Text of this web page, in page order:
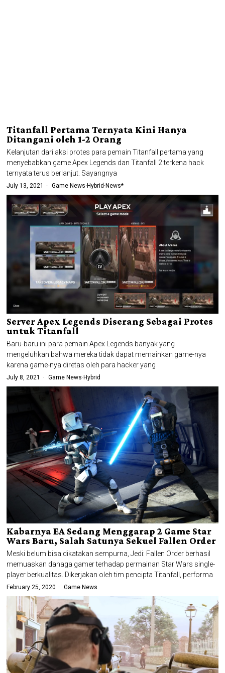
Titanfall Pertama Ternyata Kini Hanya
Ditangani oleh 1-2 Orang
Kelanjutan dari aksi protes para pemain Titanfall pertama yang
menyebabkan game Apex Legends dan Titanfall 2 terkena hack
ternyata terus berlanjut. Sayangnya
July 13, 2021 Game News·Hybrid ·News*
Server Apex Legends Diserang Sebagai Protes
untuk Titanfall
Baru-baru ini para pemain Apex Legends banyak yang
mengeluhkan bahwa mereka tidak dapat memainkan game-nya
karena game-nya diretas oleh para hacker yang
July 8, 2021 Game News·Hybrid
Kabarnya EA Sedang Menggarap 2 Game Star
Wars Baru, Salah Satunya Sekuel Fallen Order
Meski belum bisa dikatakan sempurna, Jedi: Fallen Order berhasil
memuaskan dahaga gamer terhadap permainan Star Wars single-
player berkualitas. Dikerjakan oleh tim pencipta Titanfall, performa
February 25, 2020 Game News